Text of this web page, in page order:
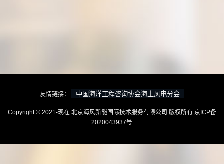
友情链接：
Copyright © 2021-现在 北京海风新能国际技术服务有限公司 版权所有 京ICP备
2020043937号